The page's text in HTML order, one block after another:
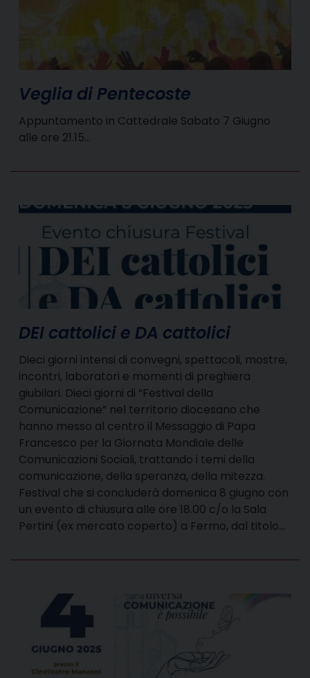
Veglia di Pentecoste
Appuntamento in Cattedrale Sabato 7 Giugno
alle ore 21.15…
DEI cattolici e DA cattolici
Dieci giorni intensi di convegni, spettacoli, mostre,
incontri, laboratori e momenti di preghiera
giubilari. Dieci giorni di “Festival della
Comunicazione” nel territorio diocesano che
hanno messo al centro il Messaggio di Papa
Francesco per la Giornata Mondiale delle
Comunicazioni Sociali, trattando i temi della
comunicazione, della speranza, della mitezza.
Festival che si concluderà domenica 8 giugno con
un evento di chiusura alle ore 18.00 c/o la Sala
Pertini (ex mercato coperto) a Fermo, dal titolo…